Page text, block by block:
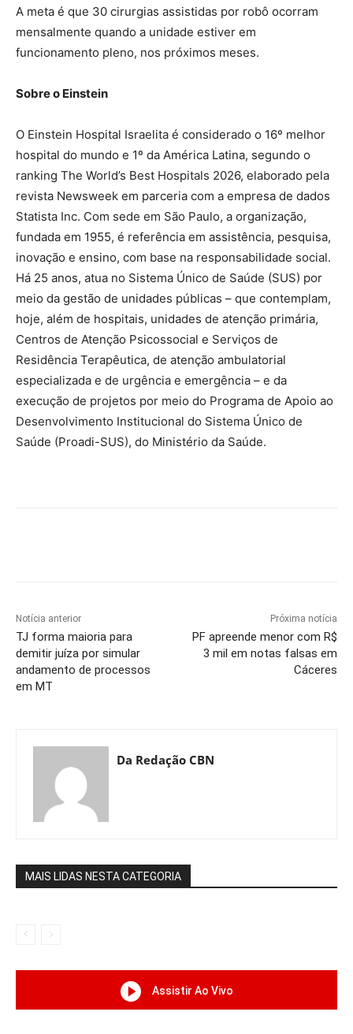
A meta é que 30 cirurgias assistidas por robô ocorram
mensalmente quando a unidade estiver em
funcionamento pleno, nos próximos meses.
Sobre o Einstein
O Einstein Hospital Israelita é considerado o 16º melhor
hospital do mundo e 1º da América Latina, segundo o
ranking The World’s Best Hospitals 2026, elaborado pela
revista Newsweek em parceria com a empresa de dados
Statista Inc. Com sede em São Paulo, a organização,
fundada em 1955, é referência em assistência, pesquisa,
inovação e ensino, com base na responsabilidade social.
Há 25 anos, atua no Sistema Único de Saúde (SUS) por
meio da gestão de unidades públicas – que contemplam,
hoje, além de hospitais, unidades de atenção primária,
Centros de Atenção Psicossocial e Serviços de
Residência Terapêutica, de atenção ambulatorial
especializada e de urgência e emergência – e da
execução de projetos por meio do Programa de Apoio ao
Desenvolvimento Institucional do Sistema Único de
Saúde (Proadi-SUS), do Ministério da Saúde.
Notícia anterior
TJ forma maioria para
demitir juíza por simular
andamento de processos
em MT
Próxima notícia
PF apreende menor com R$
3 mil em notas falsas em
Cáceres
Da Redação CBN
MAIS LIDAS NESTA CATEGORIA
Assistir Ao Vivo